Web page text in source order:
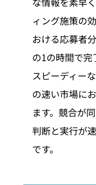
ィング施策の
おける応募者
の1の時間で完
スピーディー
の速い市場に
ます。競合が
判断と実行が
です。